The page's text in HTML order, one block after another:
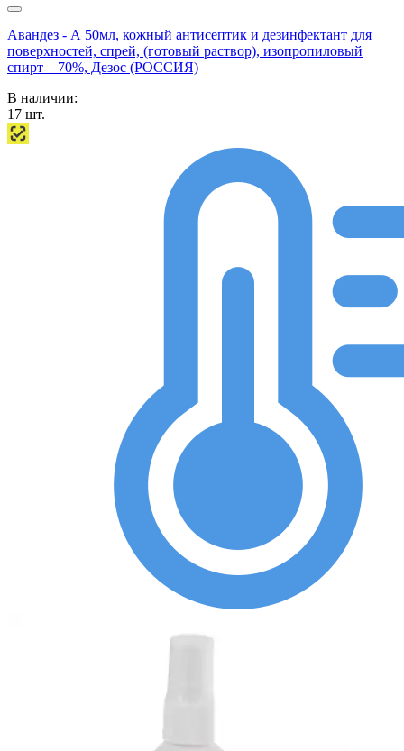
Авандез - А 50мл, кожный антисептик и дезинфектант для
поверхностей, спрей, (готовый раствор), изопропиловый
спирт – 70%, Дезос (РОССИЯ)
В наличии:
17 шт.